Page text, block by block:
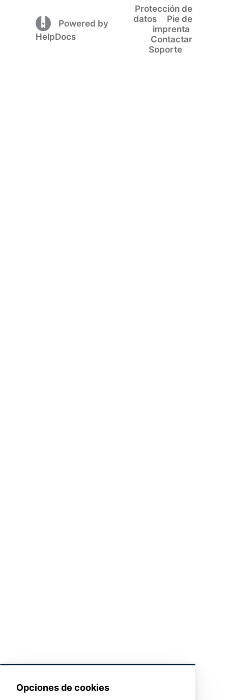
Opciones de cookies
(opens in a new tab)
Powered by
HelpDocs (opens in a new tab)
Protección de
datos
Pie de
imprenta
Contactar
Soporte